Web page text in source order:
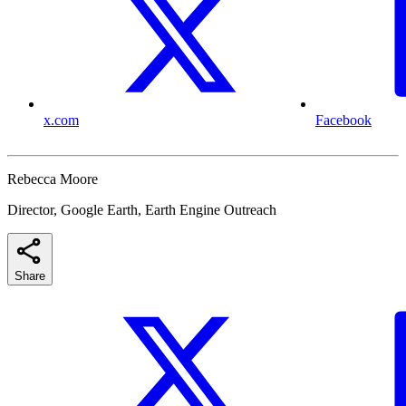
x.com Facebook
Rebecca Moore
Director, Google Earth, Earth Engine Outreach
Share